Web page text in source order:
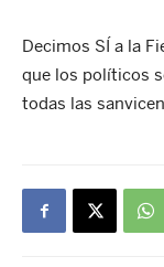
Decimos SÍ a la
que los políticos
todas las